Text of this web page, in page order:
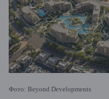
Фото: Beyond Developments